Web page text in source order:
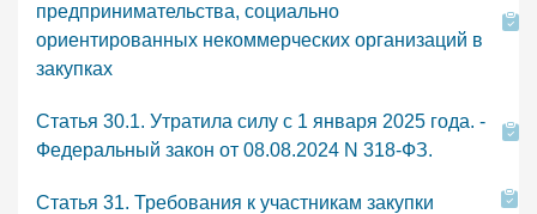
предпринимательства, социально
ориентированных некоммерческих организаций в
закупках
Статья 30.1. Утратила силу с 1 января 2025 года. -
Федеральный закон от 08.08.2024 N 318-ФЗ.
Статья 31. Требования к участникам закупки